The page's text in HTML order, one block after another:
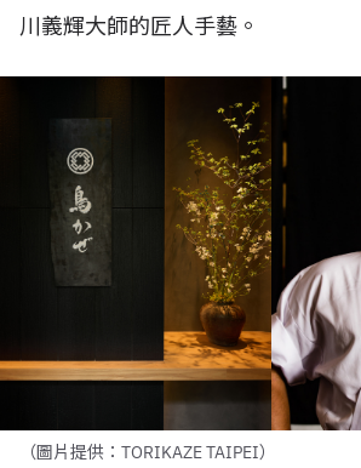
川義輝大師的匠人手藝。
（圖片提供：TORIKAZE TAIPEI）